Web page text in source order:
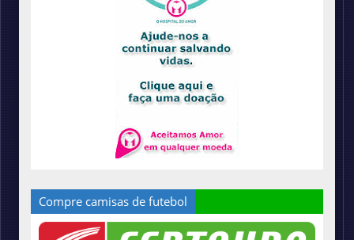
Compre camisas de futebol